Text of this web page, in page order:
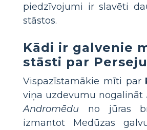
piedzīvojumi ir slavēti
stāstos.
Kādi ir galvenie
stāsti par
Vispazīstamākie mīti par
viņa uzdevumu nogalināt
Andromēdu no jūras
izmantot Medūzas